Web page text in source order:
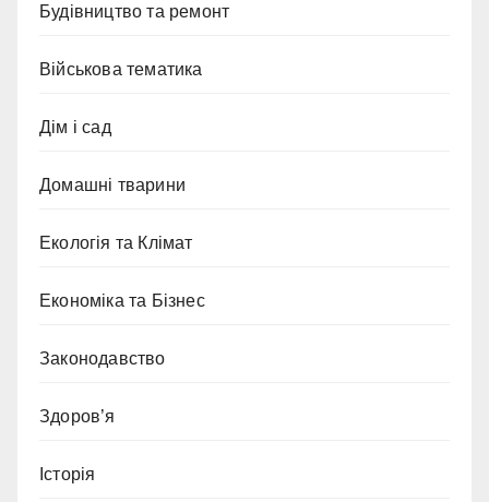
Будівництво та ремонт
Військова тематика
Дім і сад
Домашні тварини
Екологія та Клімат
Економіка та Бізнес
Законодавство
Здоров’я
Історія